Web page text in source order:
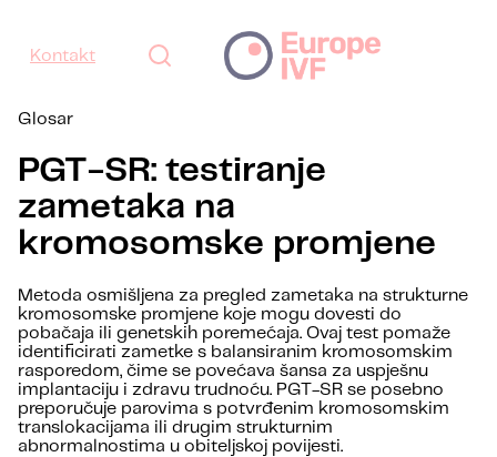
Kontakt
Glosar
PGT-SR: testiranje
zametaka na
kromosomske promjene
Metoda osmišljena za pregled zametaka na strukturne
kromosomske promjene koje mogu dovesti do
pobačaja ili genetskih poremećaja. Ovaj test pomaže
identificirati zametke s balansiranim kromosomskim
rasporedom, čime se povećava šansa za uspješnu
implantaciju i zdravu trudnoću. PGT-SR se posebno
preporučuje parovima s potvrđenim kromosomskim
translokacijama ili drugim strukturnim
abnormalnostima u obiteljskoj povijesti.